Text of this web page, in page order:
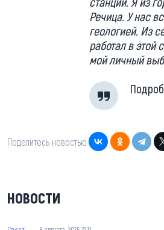
Речица. У нас
геологией. Из
работал в этой
мой личный
Поделитесь новостью:
НОВОСТИ